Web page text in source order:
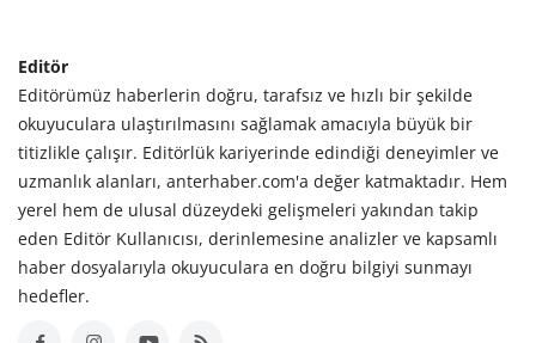
Editör
Editörümüz haberlerin doğru, tarafsız ve hızlı bir şekilde
okuyuculara ulaştırılmasını sağlamak amacıyla büyük bir
titizlikle çalışır. Editörlük kariyerinde edindiği deneyimler ve
uzmanlık alanları, anterhaber.com'a değer katmaktadır. Hem
yerel hem de ulusal düzeydeki gelişmeleri yakından takip
eden Editör Kullanıcısı, derinlemesine analizler ve kapsamlı
haber dosyalarıyla okuyuculara en doğru bilgiyi sunmayı
hedefler.